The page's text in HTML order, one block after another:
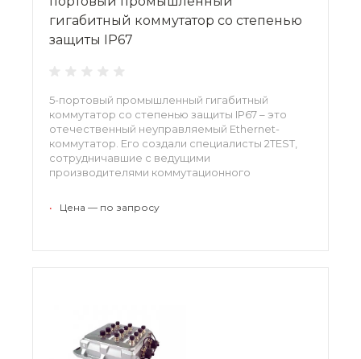
гигабитный коммутатор со степенью
защиты IP67
5-портовый промышленный гигабитный
коммутатор со степенью защиты IP67 – это
отечественный неуправляемый Ethernet-
коммутатор. Его создали специалисты 2TEST,
сотрудничавшие с ведущими
производителями коммутационного
различных сетевых протоколов, длительный
• Цена — по запросу